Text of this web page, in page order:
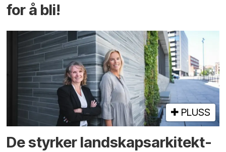
for å bli!
PLUSS
De styrker landskaps­arkitekt­